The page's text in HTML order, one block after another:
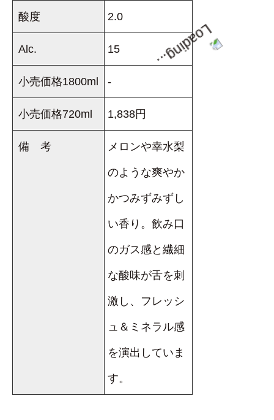
酸度 2.0
Alc. 15
小売価格1800ml -
小売価格720ml 1,838円
備 考 メロンや幸水梨
のような爽やか
かつみずみずし
い香り。飲み口
のガス感と繊細
な酸味が舌を刺
激し、フレッシ
ュ＆ミネラル感
を演出していま
す。